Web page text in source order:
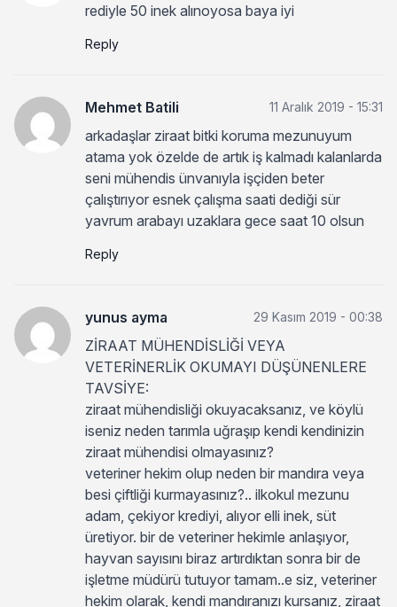
rediyle 50 inek alınoyosa baya iyi
Reply
Mehmet Batili 11 Aralık 2019 - 15:31
arkadaşlar ziraat bitki koruma mezunuyum
atama yok özelde de artık iş kalmadı kalanlarda
seni mühendis ünvanıyla işçiden beter
çalıştırıyor esnek çalışma saati dediği sür
yavrum arabayı uzaklara gece saat 10 olsun
Reply
yunus ayma 29 Kasım 2019 - 00:38
ZİRAAT MÜHENDİSLİĞİ VEYA
VETERİNERLİK OKUMAYI DÜŞÜNENLERE
TAVSİYE:
ziraat mühendisliği okuyacaksanız, ve köylü
iseniz neden tarımla uğraşıp kendi kendinizin
ziraat mühendisi olmayasınız?
veteriner hekim olup neden bir mandıra veya
besi çiftliği kurmayasınız?.. ilkokul mezunu
adam, çekiyor krediyi, alıyor elli inek, süt
üretiyor. bir de veteriner hekimle anlaşıyor,
hayvan sayısını biraz artırdıktan sonra bir de
işletme müdürü tutuyor tamam..e siz, veteriner
hekim olarak, kendi mandıranızı kursanız, ziraat